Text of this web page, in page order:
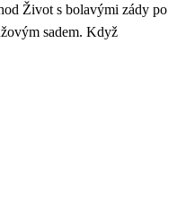
Život s bolavými zády po
sadem. Když